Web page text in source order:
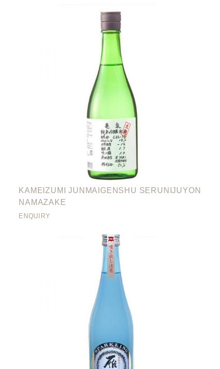
KAMEIZUMI JUNMAIGENSHU SERUNIJUYON
NAMAZAKE
ENQUIRY